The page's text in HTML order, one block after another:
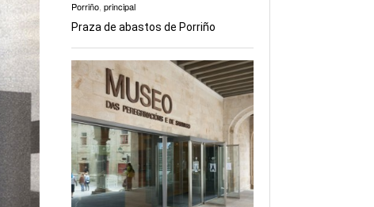
Porriño principal
Praza de abastos de Porriño